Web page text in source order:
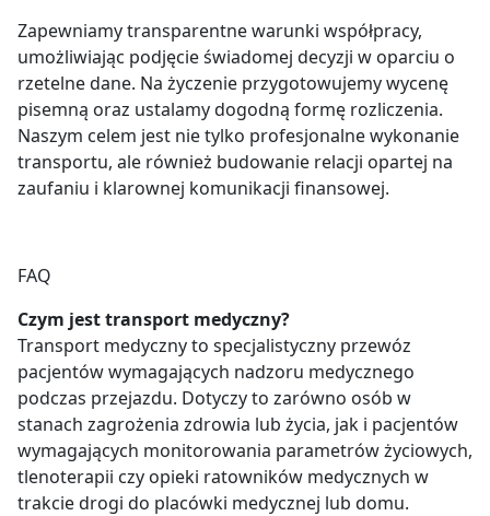
Zapewniamy transparentne warunki współpracy,
umożliwiając podjęcie świadomej decyzji w oparciu o
rzetelne dane. Na życzenie przygotowujemy wycenę
pisemną oraz ustalamy dogodną formę rozliczenia.
Naszym celem jest nie tylko profesjonalne wykonanie
transportu, ale również budowanie relacji opartej na
zaufaniu i klarownej komunikacji finansowej.
FAQ
Czym jest transport medyczny?
Transport medyczny to specjalistyczny przewóz
pacjentów wymagających nadzoru medycznego
podczas przejazdu. Dotyczy to zarówno osób w
stanach zagrożenia zdrowia lub życia, jak i pacjentów
wymagających monitorowania parametrów życiowych,
tlenoterapii czy opieki ratowników medycznych w
trakcie drogi do placówki medycznej lub domu.